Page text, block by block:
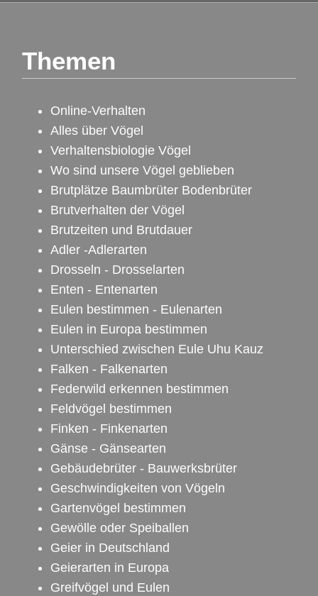
Themen
Online-Verhalten
Alles über Vögel
Verhaltensbiologie Vögel
Wo sind unsere Vögel geblieben
Brutplätze Baumbrüter Bodenbrüter
Brutverhalten der Vögel
Brutzeiten und Brutdauer
Adler -Adlerarten
Drosseln - Drosselarten
Enten - Entenarten
Eulen bestimmen - Eulenarten
Eulen in Europa bestimmen
Unterschied zwischen Eule Uhu Kauz
Falken - Falkenarten
Federwild erkennen bestimmen
Feldvögel bestimmen
Finken - Finkenarten
Gänse - Gänsearten
Gebäudebrüter - Bauwerksbrüter
Geschwindigkeiten von Vögeln
Gartenvögel bestimmen
Gewölle oder Speiballen
Geier in Deutschland
Geierarten in Europa
Greifvögel und Eulen